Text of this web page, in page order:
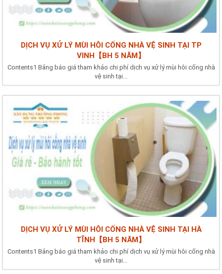
DỊCH VỤ XỬ LÝ MÙI HÔI CỐNG NHÀ VỆ SINH TẠI TP
VINH【BH 5 NĂM】
Contents1 Bảng báo giá tham khảo chi phí dịch vụ xử lý mùi hôi cống nhà
vệ sinh tại...
DỊCH VỤ XỬ LÝ MÙI HÔI CỐNG NHÀ VỆ SINH TẠI HÀ
TĨNH【BH 5 NĂM】
Contents1 Bảng báo giá tham khảo chi phí dịch vụ xử lý mùi hôi cống nhà
vệ sinh tại...